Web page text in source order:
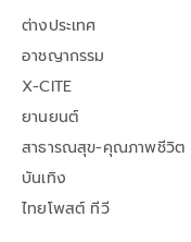
ต่างประเทศ
อาชญากรรม
X-CITE
ยานยนต์
สาธารณสุข-คุณภาพชีวิต
บันเทิง
ไทยโพสต์ ทีวี